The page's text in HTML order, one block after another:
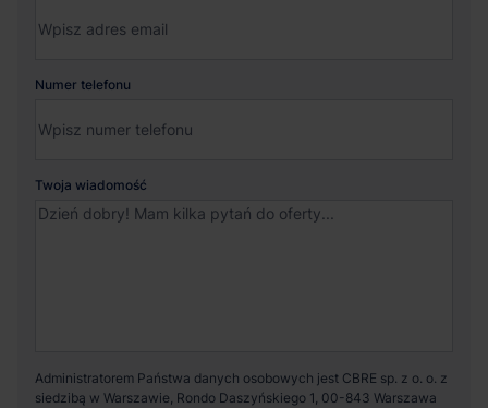
Numer telefonu
Twoja wiadomość
Administratorem Państwa danych osobowych jest CBRE sp. z o. o. z
siedzibą w Warszawie, Rondo Daszyńskiego 1, 00-843 Warszawa